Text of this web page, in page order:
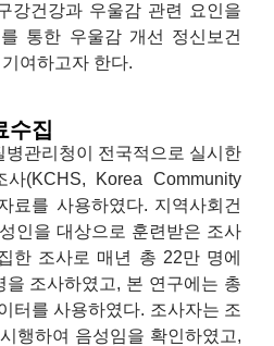
강건강과 우울감 관련 요인을
통한 우울감 개선 정신보건
여하고자 한다.
수집
병관리청이 전국적으로 실시한
사(KCHS, Korea Community
료를 사용하였다. 지역사회건
인을 대상으로 훈련받은 조사
한 조사로 매년 총 22만 명에
조사하였고, 본 연구에는 총
터를 사용하였다. 조사자는 조
행하여 음성임을 확인하였고,